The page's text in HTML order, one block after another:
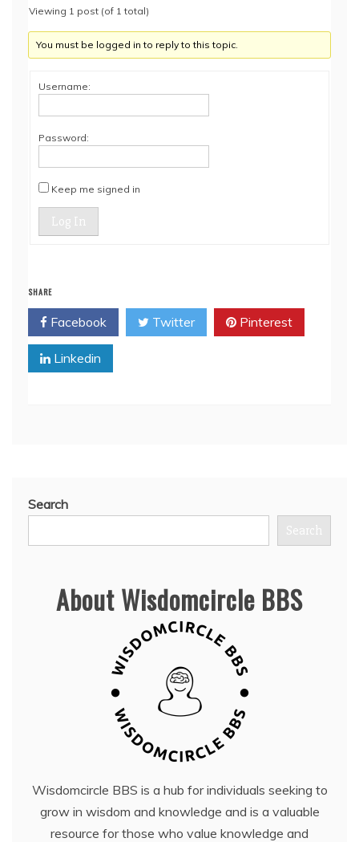
Viewing 1 post (of 1 total)
You must be logged in to reply to this topic.
Username:
Password:
Keep me signed in
Log In
SHARE
Facebook Twitter Pinterest
Linkedin
Search
Search
About Wisdomcircle BBS
Wisdomcircle BBS is a hub for individuals seeking to
grow in wisdom and knowledge and is a valuable
resource for those who value knowledge and